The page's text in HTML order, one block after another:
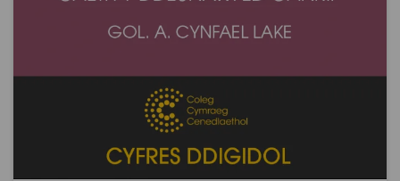
1.8K
Blodeugerdd yng nghyfres Cerddi'r Canrifoedd,
Barddas, yn casglu ynghyd am y tro cyntaf weithiau
enwogion fel Lewis Morris, Ieuan Fardd a Goronwy
Owen. Nid yw llawer o'r cerddi sydd yn y casgliad wedi
gweld golau dydd er pan gyhoeddwyd Diddanwch
Teuluaidd yn 1763 gan Hugh Jones o Langwm.